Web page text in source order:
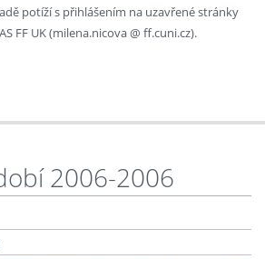
potíží s přihlášením na uzavřené stránky
FF UK (milena.nicova @ ff.cuni.cz).
2006-2006